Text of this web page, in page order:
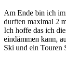
Am Ende bin ich
durften maximal 2
Ich hoffe das ich
eindämmen kann,
Ski und ein Touren